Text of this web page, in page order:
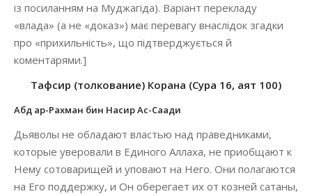
із посиланням на Муджагіда). Варіант перекладу
«влада» (а не «доказ») має перевагу внаслідок згадки
про «прихильність», що підтверджується й
коментарями.]
Тафсир (толкование) Корана (Сура 16, аят 100)
Абд ар-Рахман бин Насир Ас-Саади
Дьяволы не обладают властью над праведниками,
которые уверовали в Единого Аллаха, не приобщают к
Нему сотоварищей и уповают на Него. Они полагаются
на Его поддержку, и Он оберегает их от козней сатаны,